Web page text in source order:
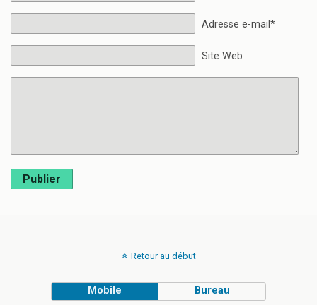
Adresse e-mail*
Site Web
Publier
Retour au début
Mobile Bureau